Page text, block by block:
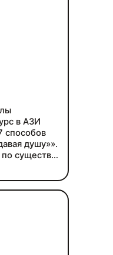
в АЗИ
способов
душу»».
существу
объемом